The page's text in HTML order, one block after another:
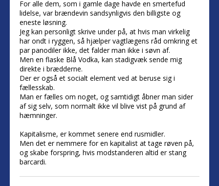
For alle dem, som i gamle dage havde en smertefud
lidelse, var brændevin sandsynligvis den billigste og
eneste løsning.
Jeg kan personligt skrive under på, at hvis man virkelig
har ondt i ryggen, så hjælper vagtlægens råd omkring et
par panodiler ikke, det falder man ikke i søvn af.
Men en flaske Blå Vodka, kan stadigvæk sende mig
direkte i brædderne.
Der er også et socialt element ved at beruse sig i
fællesskab.
Man er fælles om noget, og samtidigt åbner man sider
af sig selv, som normalt ikke vil blive vist på grund af
hæmninger.
Kapitalisme, er kommet senere end rusmidler.
Men det er nemmere for en kapitalist at tage røven på,
og skabe forspring, hvis modstanderen altid er stang
barcardi.